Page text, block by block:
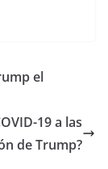
el
19 a las
de Trump?